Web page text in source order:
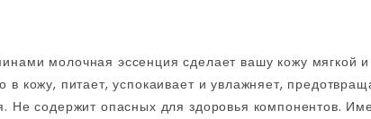
в кожу, питает, успокаивает и увлажняет,
Не содержит опасных для здоровья компонентов.